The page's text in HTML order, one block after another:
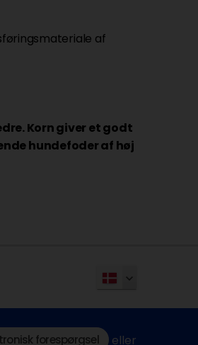
af
Korn giver et godt
hundefoder af høj
forespørgsel eller